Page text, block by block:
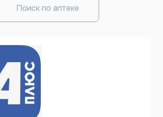
Поиск по аптеке